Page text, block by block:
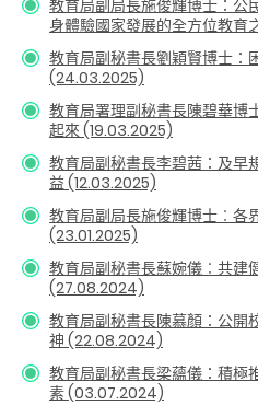
教育局副局長施俊輝博士 ： 公
身體驗國家發展的全方位教育
教育局副秘書長劉穎賢博士
(24.03.2025)
教育局署理副秘書長陳碧華博
起來 (19.03.2025)
教育局副秘書長李碧茜： 及早
益 (12.03.2025)
教育局副局長施俊輝博士︰
(23.01.2025)
教育局副秘書長蘇婉儀︰共
(27.08.2024)
教育局副秘書長陳慕顏： 公開
神 (22.08.2024)
教育局副秘書長梁蘊儀：積
素 (03.07.2024)